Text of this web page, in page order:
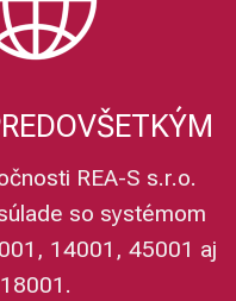
REA-S s.r.o.
so systémom
14001, 45001 aj
18001.